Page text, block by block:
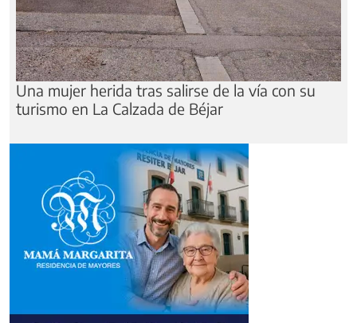
Una mujer herida tras salirse de la vía con su
turismo en La Calzada de Béjar